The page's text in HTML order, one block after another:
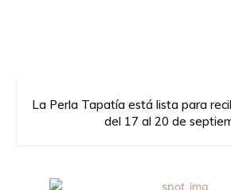
La Perla Tapatía está lista para
del 17 al 20 de